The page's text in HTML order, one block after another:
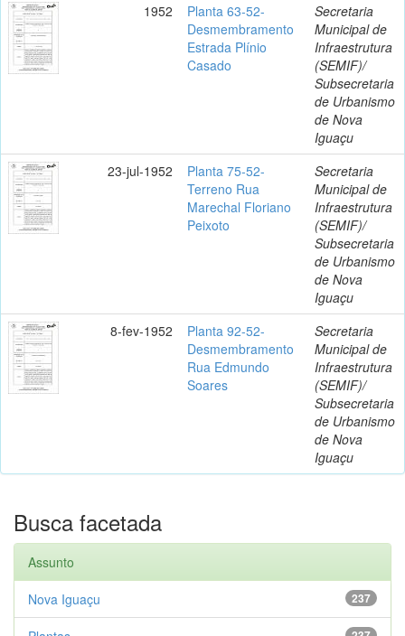
1952
Planta 63-52-
Desmembramento
Estrada Plínio
Casado
Secretaria
Municipal de
Infraestrutura
(SEMIF)/
Subsecretaria
de Urbanismo
de Nova
Iguaçu
23-jul-1952
Planta 75-52-
Terreno Rua
Marechal Floriano
Peixoto
Secretaria
Municipal de
Infraestrutura
(SEMIF)/
Subsecretaria
de Urbanismo
de Nova
Iguaçu
8-fev-1952
Planta 92-52-
Desmembramento
Rua Edmundo
Soares
Secretaria
Municipal de
Infraestrutura
(SEMIF)/
Subsecretaria
de Urbanismo
de Nova
Iguaçu
Busca facetada
Assunto
237
Nova Iguaçu